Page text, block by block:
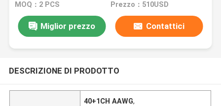
MOQ：2 PCS Prezzo：510USD
Miglior prezzo Contattici
DESCRIZIONE DI PRODOTTO
40+1CH AAWG,